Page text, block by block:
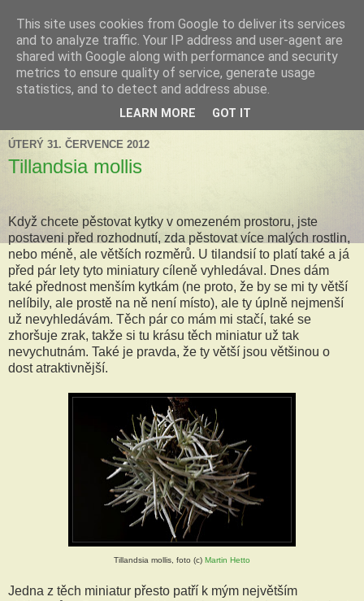
Tillandsia za okny
Tillandsie a další zelená havěť která s námi může žít v bytě,
k našim velkým radostem, nebo také starostem.
ÚTERÝ 31. ČERVENCE 2012
Tillandsia mollis
Když chcete pěstovat kytky v omezeném prostoru, jste
postaveni před rozhodnutí, zda pěstovat více malých rostlin,
nebo méně, ale větších rozměrů. U tilandsií to platí také a já
před pár lety tyto miniatury cíleně vyhledával. Dnes dám
také přednost menším kytkám (ne proto, že by se mi ty větší
nelíbily, ale prostě na ně není místo), ale ty úplně nejmenší
už nevyhledávám. Těch pár co mám mi stačí, také se
zhoršuje zrak, takže si tu krásu těch miniatur už tak
nevychutnám. Také je pravda, že ty větší jsou většinou o
dost atraktivnější.
Tillandsia mollis, foto (c) Martin Hetto
Jedna z těch miniatur přesto patří k mým největším
This site uses cookies from Google to deliver its services
and to analyze traffic. Your IP address and user-agent are
shared with Google along with performance and security
metrics to ensure quality of service, generate usage
statistics, and to detect and address abuse.
LEARN MORE GOT IT